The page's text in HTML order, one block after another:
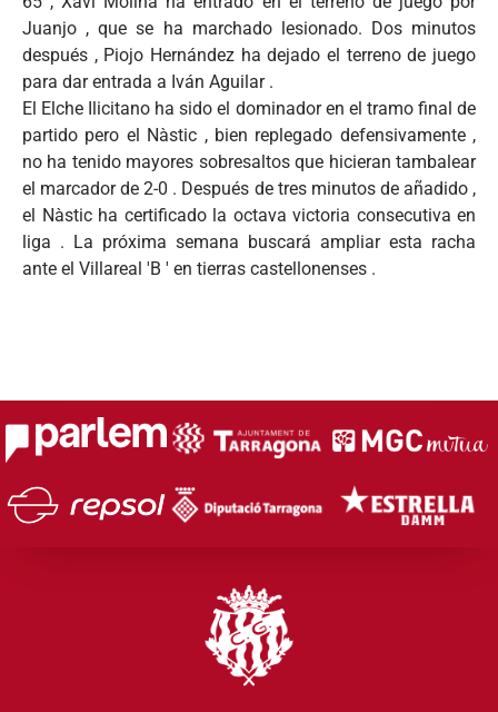
Juanjo , que se ha marchado lesionado. Dos minutos
después , Piojo Hernández ha dejado el terreno de juego
para dar entrada a Iván Aguilar .
El Elche Ilicitano ha sido el dominador en el tramo final de
partido pero el Nàstic , bien replegado defensivamente ,
no ha tenido mayores sobresaltos que hicieran tambalear
el marcador de 2-0 . Después de tres minutos de añadido ,
el Nàstic ha certificado la octava victoria consecutiva en
liga . La próxima semana buscará ampliar esta racha
ante el Villareal 'B ' en tierras castellonenses .